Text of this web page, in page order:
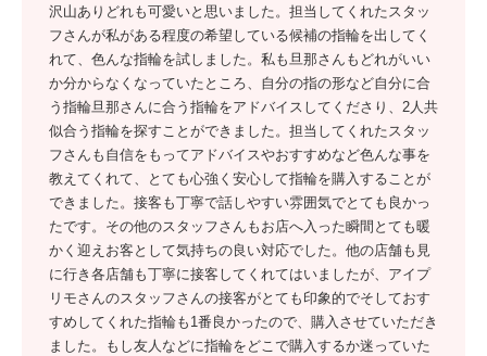
沢山ありどれも可愛いと思いました。担当してくれたスタッ
フさんが私がある程度の希望している候補の指輪を出してく
れて、色んな指輪を試しました。私も旦那さんもどれがいい
か分からなくなっていたところ、自分の指の形など自分に合
う指輪旦那さんに合う指輪をアドバイスしてくださり、2人共
似合う指輪を探すことができました。担当してくれたスタッ
フさんも自信をもってアドバイスやおすすめなど色んな事を
教えてくれて、とても心強く安心して指輪を購入することが
できました。接客も丁寧で話しやすい雰囲気でとても良かっ
たです。その他のスタッフさんもお店へ入った瞬間とても暖
かく迎えお客として気持ちの良い対応でした。他の店舗も見
に行き各店舗も丁寧に接客してくれてはいましたが、アイプ
リモさんのスタッフさんの接客がとても印象的でそしておす
すめしてくれた指輪も1番良かったので、購入させていただき
ました。もし友人などに指輪をどこで購入するか迷っていた